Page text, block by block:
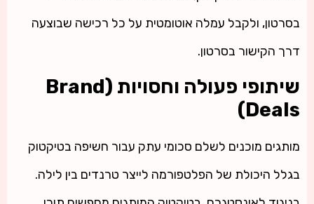
בסרטון, ולקבל עמלה אוטומטית על כל רכישה שבוצעה
דרך הקישור בסרטון.
שיתופי פעולה וחסויות (Brand
Deals)
מותגים מוכנים לשלם סכומי עתק עבור חשיפה בטיקטוק
בגלל היכולת של הפלטפורמה לייצר טרנדים בין לילה.